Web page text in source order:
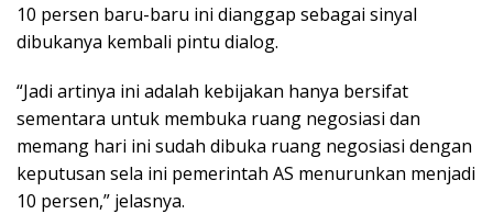
10 persen baru-baru ini dianggap sebagai sinyal
dibukanya kembali pintu dialog.
“Jadi artinya ini adalah kebijakan hanya bersifat
sementara untuk membuka ruang negosiasi dan
memang hari ini sudah dibuka ruang negosiasi dengan
keputusan sela ini pemerintah AS menurunkan menjadi
10 persen,” jelasnya.